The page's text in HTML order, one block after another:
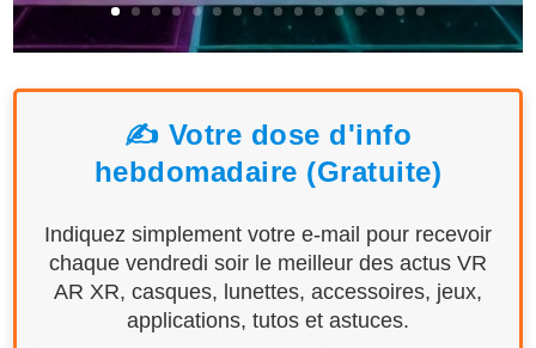
✍️ Votre dose d'info
hebdomadaire (Gratuite)
Indiquez simplement votre e-mail pour recevoir
chaque vendredi soir le meilleur des actus VR
AR XR, casques, lunettes, accessoires, jeux,
applications, tutos et astuces.